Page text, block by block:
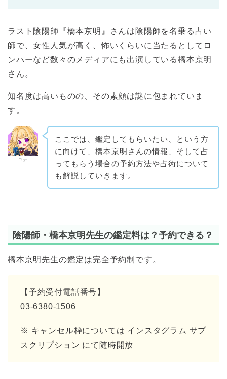
ラスト陰陽師『橋本京明』さんは陰陽師を名乗る占い
師で、女性人気が高く、怖いくらいに当たるとしてロ
ンハーなど数々のメディアにも出演している橋本京明
さん。
知名度は高いものの、その素顔は謎に包まれていま
す。
ユナ
ここでは、鑑定してもらいたい、という方
に向けて、橋本京明さんの情報、そして占
ってもらう場合の予約方法や占術について
も解説していきます。
陰陽師・橋本京明先生の鑑定料は？予約できる？
橋本京明先生の鑑定は完全予約制です。
【予約受付電話番号】
03-6380-1506
※ キャンセル枠については インスタグラム サプ
スクリプション にて随時開放